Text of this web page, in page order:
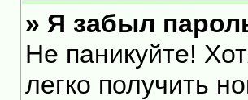
» Я забыл
Не паникуйте!
легко получить